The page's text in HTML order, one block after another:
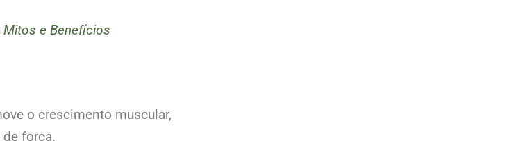
e Benefícios
o crescimento muscular,
força.